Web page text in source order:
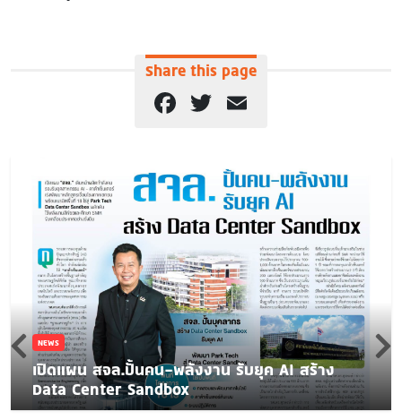
Share this page
Facebook
Twitter
NEWS
เปิดแผน สจล.ปั้นคน-พลังงาน รับยุค AI สร้าง
Data Center Sandbox